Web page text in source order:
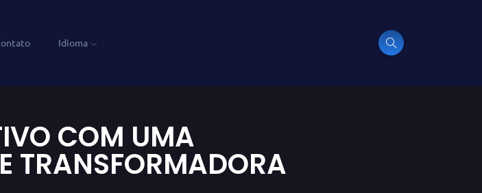
Idioma
COM UMA
TRANSFORMADORA